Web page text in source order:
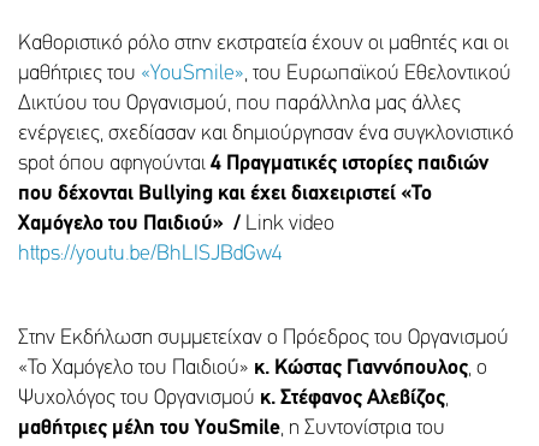
Καθοριστικό ρόλο στην εκστρατεία έχουν οι μαθητές και οι
μαθήτριες του «YouSmile», του Ευρωπαϊκού Εθελοντικού
Δικτύου του Οργανισμού, που παράλληλα μας άλλες
ενέργειες, σχεδίασαν και δημιούργησαν ένα συγκλονιστικό
spot όπου αφηγούνται 4 Πραγματικές ιστορίες παιδιών
που δέχονται Bullying και έχει διαχειριστεί «Το
Χαμόγελο του Παιδιού» / Link video
https://youtu.be/BhLISJBdGw4
Στην Εκδήλωση συμμετείχαν ο Πρόεδρος του Οργανισμού
«Το Χαμόγελο του Παιδιού» κ. Κώστας Γιαννόπουλος, ο
Ψυχολόγος του Οργανισμού κ. Στέφανος Αλεβίζος,
μαθήτριες μέλη του YouSmile, η Συντονίστρια του